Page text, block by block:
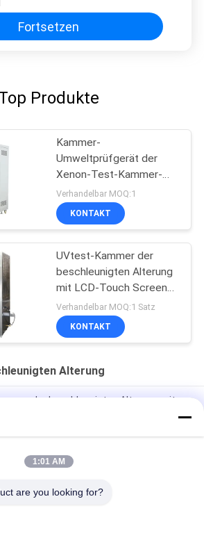
Fortsetzen
Produkte
Kammer-
Umweltprüfgerät der
Xenon-Test-Kammer-
beschleunigten Alterung
Verhandelbar MOQ:1
KONTAKT
UVtest-Kammer der
beschleunigten Alterung
mit LCD-Touch Screen
Prüfer
Verhandelbar MOQ:1 Satz
KONTAKT
Alterung
der beschleunigten Alterung mit
der Klimabeschleunigten alterung
Ozon-Altern-Test-Kammer-
1:01 AM
are you looking for?